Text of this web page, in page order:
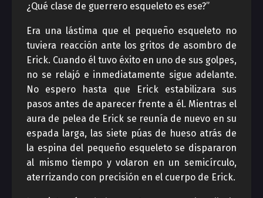
¿Qué clase de guerrero esqueleto es ese?”
Era una lástima que el pequeño esqueleto no
tuviera reacción ante los gritos de asombro de
Erick. Cuando él tuvo éxito en uno de sus golpes,
no se relajó e inmediatamente sigue adelante.
No espero hasta que Erick estabilizara sus
pasos antes de aparecer frente a él. Mientras el
aura de pelea de Erick se reunía de nuevo en su
espada larga, las siete púas de hueso atrás de
la espina del pequeño esqueleto se dispararon
al mismo tiempo y volaron en un semicírculo,
aterrizando con precisión en el cuerpo de Erick.